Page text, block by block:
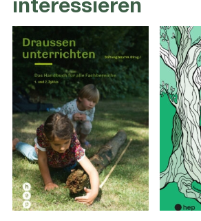
interessieren